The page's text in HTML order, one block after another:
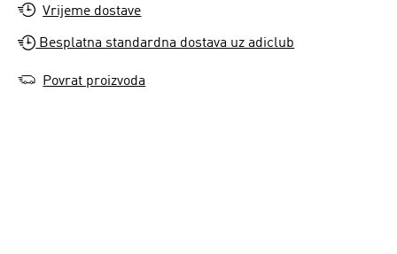
Vrijeme dostave
Besplatna standardna dostava uz adiclub
Povrat proizvoda